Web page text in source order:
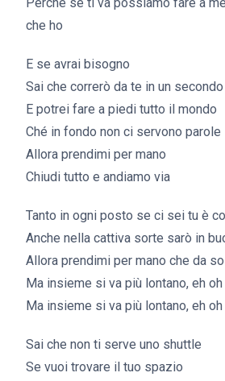
che ho
E se avrai bisogno
Sai che correrò da te in un secondo
E potrei fare a piedi tutto il mondo
Ché in fondo non ci servono parole
Allora prendimi per mano
Chiudi tutto e andiamo via
Tanto in ogni posto se ci sei tu è
Anche nella cattiva sorte sarò in
Allora prendimi per mano che da
Ma insieme si va più lontano, eh oh
Ma insieme si va più lontano, eh oh
Sai che non ti serve uno shuttle
Se vuoi trovare il tuo spazio